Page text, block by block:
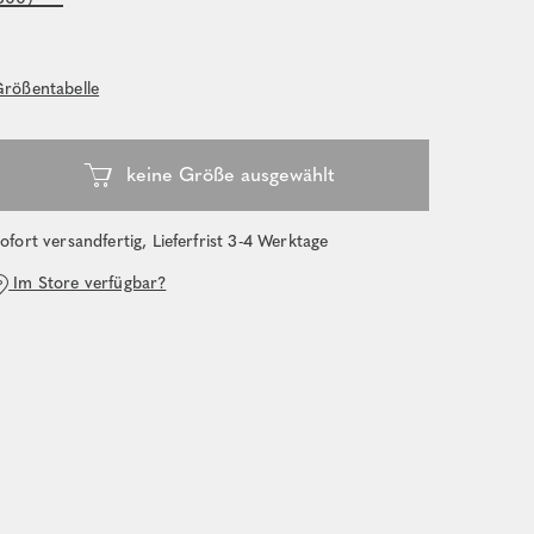
versandfertig, Lieferfrist 3-4 Werktage
Im Store verfügbar?